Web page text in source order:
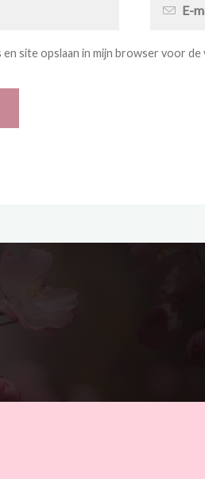
en site opslaan in mijn browser voor